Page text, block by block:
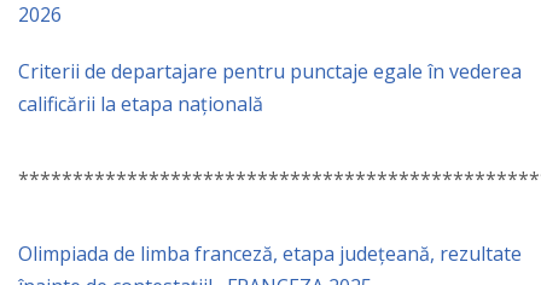
2026
Criterii de departajare pentru punctaje egale în vederea
calificării la etapa națională
Olimpiada de limba franceză, etapa județeană, rezultate